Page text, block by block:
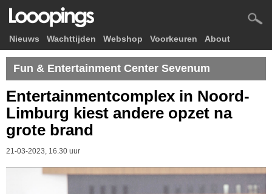
Nieuws Wachttijden Webshop Voorkeuren About
Fun & Entertainment Center Sevenum
Entertainmentcomplex in Noord-
Limburg kiest andere opzet na
grote brand
21-03-2023, 16.30 uur